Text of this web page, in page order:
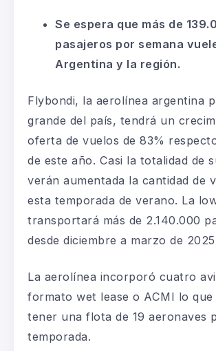
Se espera que más de
pasajeros por semana
Argentina y la región.
Flybondi, la aerolínea argentina
grande del país, tendrá un
oferta de vuelos de 83%
de este año. Casi la totalidad de
verán aumentada la cantidad de
esta temporada de verano. La
transportará más de 2.140.000
desde diciembre a marzo de
La aerolínea incorporó cuatro
formato wet lease o ACMI lo que
tener una flota de 19 aeronaves
temporada.